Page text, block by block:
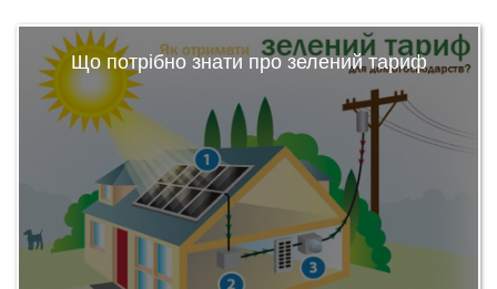
Що потрібно знати про зелений тариф